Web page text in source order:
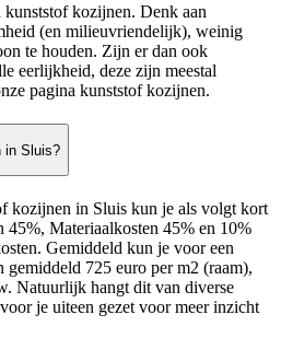
kozijnen. Denk aan
(en milieuvriendelijk), weinig
te houden. Zijn er dan ook
eerlijkheid, deze zijn meestal
pagina kunststof kozijnen.
in Sluis?
kozijnen in Sluis kun je als volgt kort
45%, Materiaalkosten 45% en 10%
Gemiddeld kun je voor een
gemiddeld 725 euro per m2 (raam),
Natuurlijk hangt dit van diverse
je uiteen gezet voor meer inzicht